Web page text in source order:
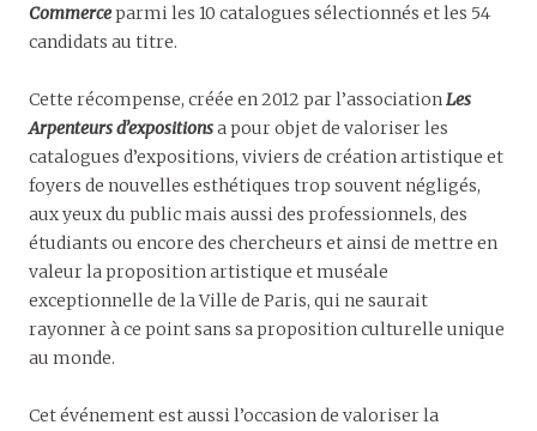
Commerceparmi les 10 catalogues sélectionnés et les 54
candidats au titre.
Cette récompense, créée en 2012 par l’associationLes
Arpenteurs d’expositionsa pour objet de valoriser les
catalogues d’expositions, viviers de création artistique et
foyers de nouvelles esthétiques trop souvent négligés,
aux yeux du public mais aussi des professionnels, des
étudiants ou encore des chercheurs et ainsi de mettre en
valeur la proposition artistique et muséale
exceptionnelle de la Ville de Paris, qui ne saurait
rayonner à ce point sans sa proposition culturelle unique
au monde.
Cet événement est aussi l’occasion de valoriser la